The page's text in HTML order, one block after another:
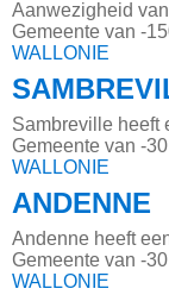
Aanwezigheid
Gemeente van -
WALLONIE
Sambreville heeft
Gemeente van -
WALLONIE
ANDENNE
Andenne heeft
Gemeente van -
WALLONIE